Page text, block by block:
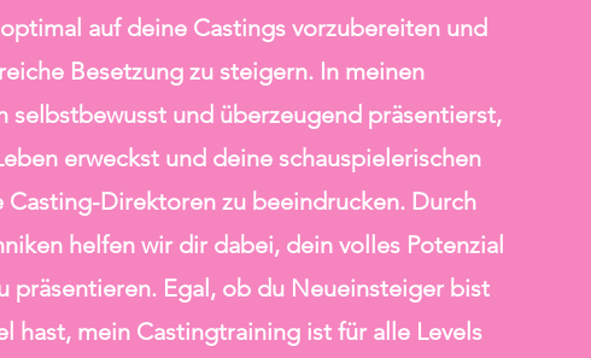
auf deine Castings vorzubereiten und
Besetzung zu steigern. In meinen
und überzeugend präsentierst,
erweckst und deine schauspielerischen
Direktoren zu beeindrucken. Durch
helfen wir dir dabei, dein volles Potenzial
präsentieren. Egal, ob du Neueinsteiger bist
hast, mein Castingtraining ist für alle Levels